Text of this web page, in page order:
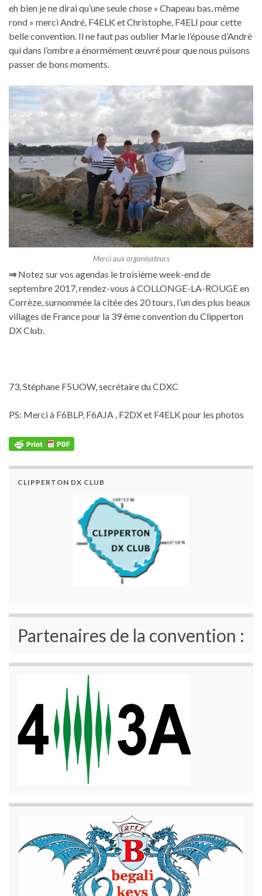
eh bien je ne dirai qu’une seule chose « Chapeau bas, même
rond » merci André, F4ELK et Christophe, F4ELI pour cette
belle convention. Il ne faut pas oublier Marie l’épouse d’André
qui dans l’ombre a énormément œuvré pour que nous puisons
passer de bons moments.
Merci aux organisateurs
⇒Notez sur vos agendas le troisième week-end de
septembre 2017, rendez-vous à COLLONGE-LA-ROUGE en
Corrèze, surnommée la citée des 20 tours, l’un des plus beaux
villages de France pour la 39 ème convention du Clipperton
DX Club.
73, Stéphane F5UOW, secrétaire du CDXC
PS: Merci à F6BLP, F6AJA , F2DX et F4ELK pour les photos
CLIPPERTON DX CLUB
Partenaires de la convention :